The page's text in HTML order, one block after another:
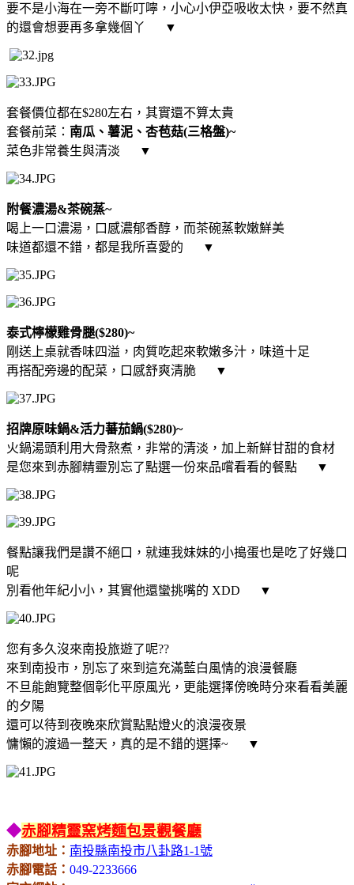
要不是小海在一旁不斷叮嚀，小心小伊亞吸收太快，要不然真
的還會想要再多拿幾個丫
▼
套餐價位都在$280左右，其實還不算太貴
套餐前菜： 南瓜、薯泥、杏苞菇(三格盤)~
菜色非常養生與清淡
▼
附餐濃湯&茶碗蒸~
喝上一口濃湯，口感濃郁香醇，而茶碗蒸軟嫩鮮美
味道都還不錯，都是我所喜愛的
▼
泰式檸檬雞骨腿($280)~
剛送上桌就香味四溢，肉質吃起來軟嫩多汁，味道十足
再搭配旁邊的配菜，口感舒爽清脆
▼
招牌原味鍋&活力蕃茄鍋($280)~
火鍋湯頭利用大骨熬煮，非常的清淡，加上新鮮甘甜的食材
是您來到赤腳精靈別忘了點選一份來品嚐看看的餐點
▼
餐點讓我們是讚不絕口，就連我妹妹的小搗蛋也是吃了好幾口
呢
別看他年紀小小，其實他還蠻挑嘴的 XDD
▼
您有多久沒來南投旅遊了呢??
來到南投市，別忘了來到這充滿藍白風情的浪漫餐廳
不旦能飽覽整個彰化平原風光，更能選擇傍晚時分來看看美麗
的夕陽
還可以待到夜晚來欣賞點點燈火的浪漫夜景
慵懶的渡過一整天，真的是不錯的選擇~
▼
◆赤腳精靈窯烤麵包景觀餐廳
赤腳地址： 南投縣南投市八卦路1-1號
赤腳電話： 049-2233666